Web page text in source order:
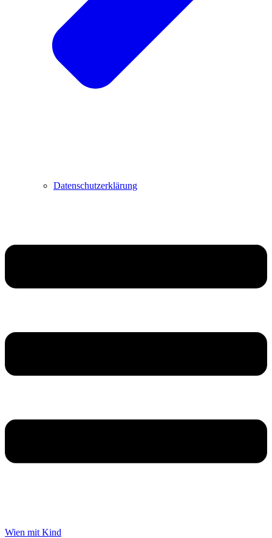
Datenschutzerklärung
Wien mit Kind